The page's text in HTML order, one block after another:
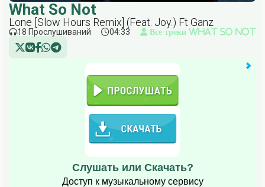
What So Not
Lone [Slow Hours Remix] (Feat. Joy.) Ft Ganz
18 Прослушиваний 04:33 Все треки What So Not
Слушать или Скачать?
Доступ к музыкальному сервису